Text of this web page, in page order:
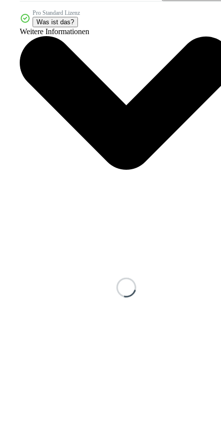
Pro Standard Lizenz
Was ist das?
Weitere Informationen